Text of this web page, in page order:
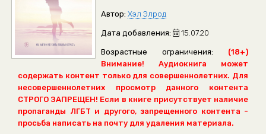
Автор: Хэл Элрод
Дата добавления: 15.07.20
Возрастные ограничения:
(18+)
Внимание! Аудиокнига может
содержать контент только для совершеннолетних. Для
несовершеннолетних просмотр данного контента
СТРОГО ЗАПРЕЩЕН! Если в книге присутствует наличие
пропаганды ЛГБТ и другого, запрещенного контента -
просьба написать на почту для удаления материала.